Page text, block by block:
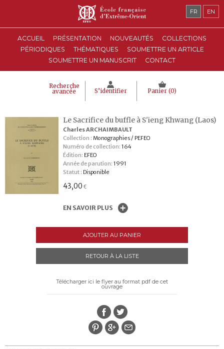
ACCUEIL PRÉSENTATION NOUVEAUTÉS
COLLECTIONS
PÉRIODIQUES
THÉMATIQUES
SOUMETTRE UN ARTICLE
SOUMETTRE UN MANUSCRIT
CONTACT
Recherche
avancée S’identifier Panier (0)
FR EN
Le Sacrifice du buffle à S'ieng Khwang (Laos)
Charles ARCHAIMBAULT
Collection : Monographies / PEFEO
Numéro de collection: 164
Édition: EFEO
Année de parution: 1991
Statut : Disponible
43,00 €
EN SAVOIR PLUS
AJOUTER AU PANIER
RETOUR À LA LISTE
Télécharger ici le flyer au format pdf de cet
ouvrage